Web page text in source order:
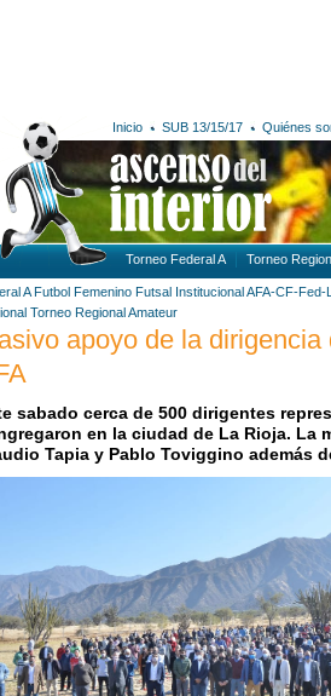
Inicio SUB 13/15/17 Quiénes
Torneo Federal A Torneo
A Futbol Femenino Futsal Institucional AFA-CF-Fed-
Torneo Regional Amateur
apoyo de la
sabado cerca de 500 dirigentes
en la ciudad de La Rioja. La
Tapia y Pablo Toviggino además